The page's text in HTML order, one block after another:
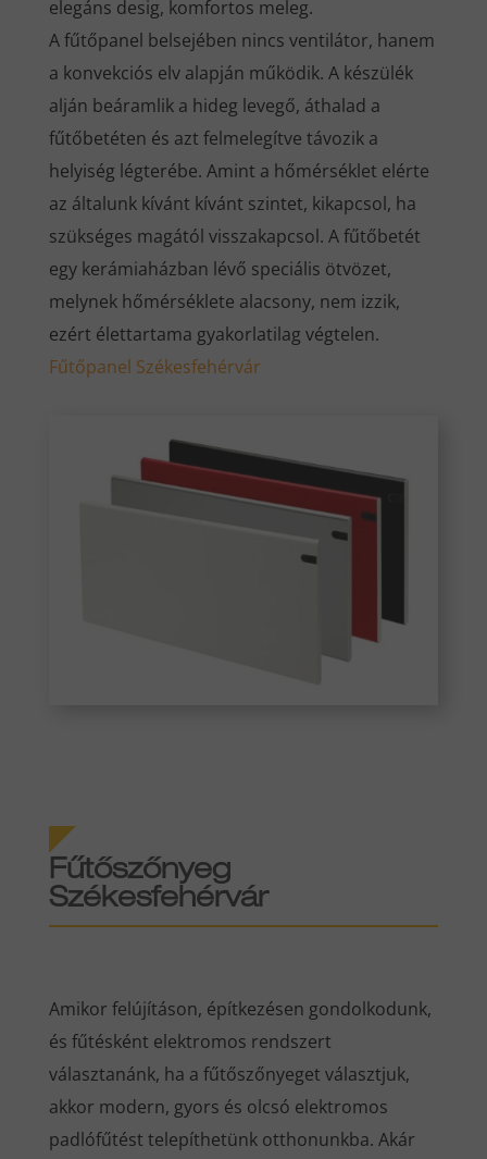
elegáns desig, komfortos meleg.
A fűtőpanel belsejében nincs ventilátor, hanem
a konvekciós elv alapján működik. A készülék
alján beáramlik a hideg levegő, áthalad a
fűtőbetéten és azt felmelegítve távozik a
helyiség légterébe. Amint a hőmérséklet elérte
az általunk kívánt kívánt szintet, kikapcsol, ha
szükséges magától visszakapcsol. A fűtőbetét
egy kerámiaházban lévő speciális ötvözet,
melynek hőmérséklete alacsony, nem izzik,
ezért élettartama gyakorlatilag végtelen.
Fűtőpanel Székesfehérvár
Fűtőszőnyeg
Székesfehérvár
Amikor felújításon, építkezésen gondolkodunk,
és fűtésként elektromos rendszert
választanánk, ha a fűtőszőnyeget választjuk,
akkor modern, gyors és olcsó elektromos
padlófűtést telepíthetünk otthonunkba. Akár